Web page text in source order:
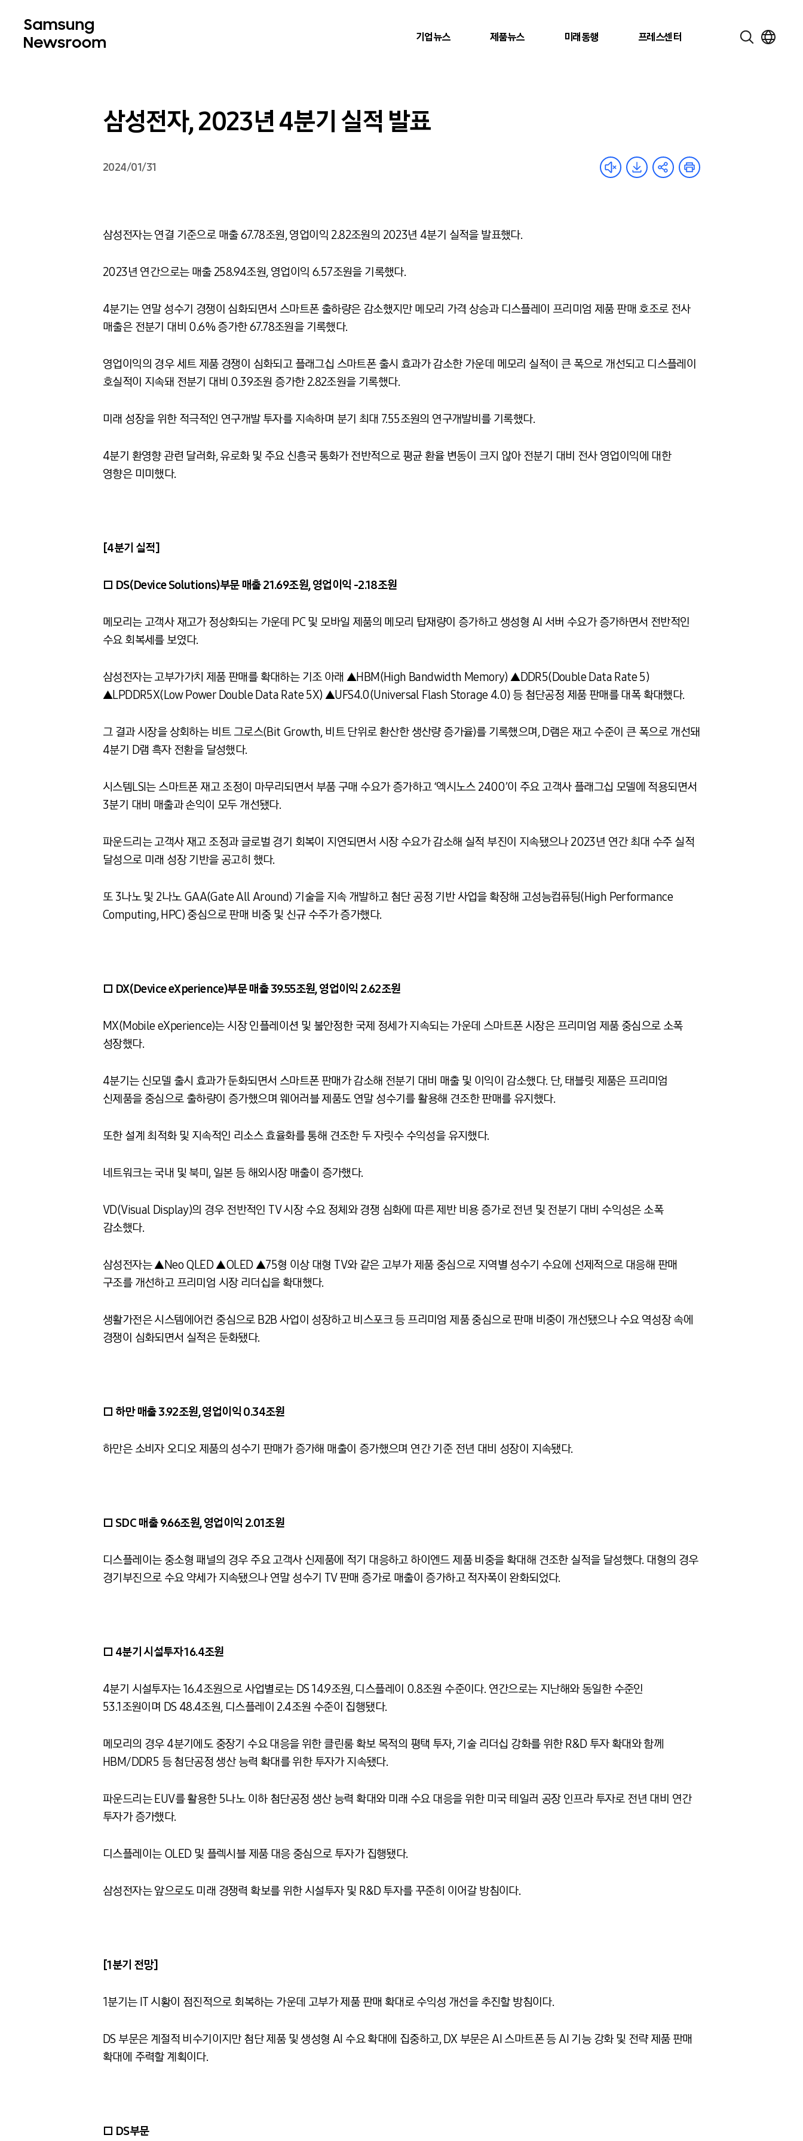
기업뉴스 제품뉴스 미래동행 프레스센터
삼성전자, 2023년 4분기 실적 발표
2024/01/31
삼성전자는 연결 기준으로 매출 67.78조원, 영업이익 2.82조원의 2023년 4분기 실적을 발표했다.
2023년 연간으로는 매출258.94조원, 영업이익 6.57조원을 기록했다.
4분기는 연말 성수기 경쟁이 심화되면서 스마트폰 출하량은 감소했지만 메모리 가격 상승과 디스플레이 프리미엄 제품 판매 호조로 전사
매출은 전분기 대비 0.6%증가한67.78조원을 기록했다.
영업이익의 경우 세트 제품 경쟁이 심화되고 플래그십 스마트폰 출시 효과가 감소한 가운데 메모리 실적이 큰 폭으로 개선되고 디스플레이
호실적이 지속돼 전분기 대비 0.39조원 증가한2.82조원을 기록했다.
미래 성장을 위한 적극적인 연구개발 투자를 지속하며 분기 최대 7.55조원의 연구개발비를 기록했다.
4분기 환영향 관련 달러화,유로화 및 주요 신흥국 통화가 전반적으로 평균 환율 변동이 크지 않아 전분기 대비 전사 영업이익에 대한
영향은 미미했다.
[4분기 실적]
□ DS(Device Solutions)부문 매출21.69조원,영업이익 -2.18조원
메모리는 고객사 재고가 정상화되는 가운데 PC 및 모바일 제품의 메모리 탑재량이 증가하고 생성형 AI 서버 수요가 증가하면서 전반적인
수요 회복세를 보였다.
삼성전자는 고부가가치 제품 판매를 확대하는 기조 아래 ▲HBM(High Bandwidth Memory) ▲DDR5(Double Data Rate 5)
▲LPDDR5X(Low Power Double Data Rate 5X) ▲UFS4.0(Universal Flash Storage 4.0) 등 첨단공정 제품 판매를 대폭 확대했다.
그 결과 시장을 상회하는 비트 그로스(Bit Growth, 비트 단위로 환산한 생산량 증가율)를 기록했으며, D램은 재고 수준이 큰 폭으로 개선돼
4분기 D램 흑자 전환을 달성했다.
시스템LSI는 스마트폰 재고 조정이 마무리되면서 부품 구매 수요가 증가하고 ‘엑시노스 2400’이 주요 고객사 플래그십 모델에 적용되면서
3분기 대비 매출과 손익이 모두 개선됐다.
파운드리는 고객사 재고 조정과 글로벌 경기 회복이 지연되면서 시장 수요가 감소해 실적 부진이 지속됐으나 2023년 연간 최대 수주 실적
달성으로 미래 성장 기반을 공고히 했다.
또 3나노 및 2나노 GAA(Gate All Around) 기술을 지속 개발하고 첨단 공정 기반 사업을 확장해 고성능컴퓨팅(High Performance
Computing, HPC) 중심으로 판매 비중 및 신규 수주가 증가했다.
□ DX(Device eXperience)부문 매출39.55조원,영업이익 2.62조원
MX(Mobile eXperience)는 시장 인플레이션 및 불안정한 국제 정세가 지속되는 가운데 스마트폰 시장은 프리미엄 제품 중심으로 소폭
성장했다.
4분기는 신모델 출시 효과가 둔화되면서 스마트폰 판매가 감소해 전분기 대비 매출 및 이익이 감소했다. 단, 태블릿 제품은 프리미엄
신제품을 중심으로 출하량이 증가했으며 웨어러블 제품도 연말 성수기를 활용해 견조한 판매를 유지했다.
또한 설계 최적화 및 지속적인 리소스 효율화를 통해 견조한 두 자릿수 수익성을 유지했다.
네트워크는 국내 및 북미, 일본 등 해외시장 매출이 증가했다.
VD(Visual Display)의 경우 전반적인 TV 시장 수요 정체와 경쟁 심화에 따른 제반 비용 증가로 전년 및 전분기 대비 수익성은 소폭
감소했다.
삼성전자는 ▲Neo QLED ▲OLED ▲75형 이상 대형 TV와 같은 고부가 제품 중심으로 지역별 성수기 수요에 선제적으로 대응해 판매
구조를 개선하고 프리미엄 시장 리더십을 확대했다.
생활가전은 시스템에어컨 중심으로 B2B 사업이 성장하고 비스포크 등 프리미엄 제품 중심으로 판매 비중이 개선됐으나 수요 역성장 속에
경쟁이 심화되면서 실적은 둔화됐다.
□ 하만 매출3.92조원,영업이익 0.34조원
하만은 소비자 오디오 제품의 성수기 판매가 증가해 매출이 증가했으며 연간 기준 전년 대비 성장이 지속됐다.
□ SDC매출9.66조원,영업이익 2.01조원
디스플레이는 중소형 패널의 경우 주요 고객사 신제품에 적기 대응하고 하이엔드 제품 비중을 확대해 견조한 실적을 달성했다. 대형의 경우
경기부진으로 수요 약세가 지속됐으나 연말 성수기 TV 판매 증가로 매출이 증가하고 적자폭이 완화되었다.
□ 4분기 시설투자16.4조원
4분기 시설투자는16.4조원으로 사업별로는DS 14.9조원, 디스플레이 0.8조원 수준이다. 연간으로는 지난해와 동일한 수준인
53.1조원이며 DS 48.4조원, 디스플레이 2.4조원 수준이 집행됐다.
메모리의 경우4분기에도 중장기 수요 대응을 위한 클린룸 확보 목적의 평택 투자,기술 리더십 강화를 위한R&D 투자 확대와 함께
HBM/DDR5 등 첨단공정 생산 능력 확대를 위한 투자가 지속됐다.
파운드리는EUV를 활용한5나노 이하 첨단공정 생산 능력 확대와 미래 수요 대응을 위한 미국 테일러 공장 인프라 투자로 전년 대비 연간
투자가 증가했다.
디스플레이는OLED 및 플렉시블 제품 대응 중심으로 투자가 집행됐다.
삼성전자는 앞으로도 미래 경쟁력 확보를 위한 시설투자 및 R&D투자를 꾸준히 이어갈 방침이다.
[1분기 전망]
1분기는IT 시황이 점진적으로 회복하는 가운데 고부가 제품 판매 확대로 수익성 개선을 추진할 방침이다.
DS 부문은 계절적 비수기이지만 첨단 제품 및 생성형 AI 수요 확대에 집중하고, DX 부문은AI 스마트폰 등AI 기능 강화 및 전략 제품 판매
확대에 주력할 계획이다.
□ DS부문